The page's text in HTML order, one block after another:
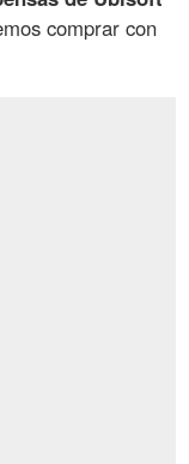
comprar con